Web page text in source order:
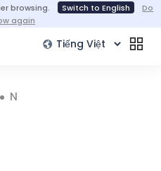
browsing. Switch to English
Do
again
N